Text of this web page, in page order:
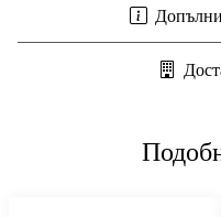
закачите ъглите/
способностите на
Разбира се, можете да
дърво